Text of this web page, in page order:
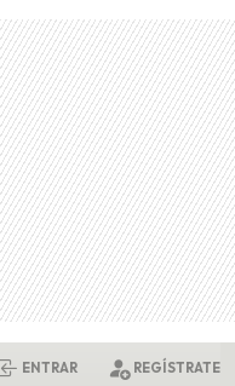
ENTRAR REGÍSTRATE